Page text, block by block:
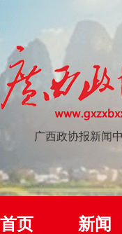
广西政协报新闻
首页 新闻